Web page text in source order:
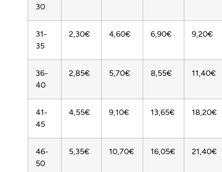
30
31-
35
2,30€ 4,60€ 6,90€ 9,20€
36-
40
2,85€ 5,70€ 8,55€ 11,40€
41-
45
4,55€ 9,10€ 13,65€ 18,20€
46-
50
5,35€ 10,70€ 16,05€ 21,40€